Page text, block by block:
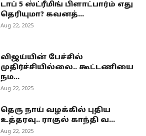
டாப் 5 ஸ்ட்ரீமிங் பிளாட்பார்ம் எது
தெரியுமா? கவனத்...
Aug 22, 2025
விஜய்யின் பேச்சில்
முதிர்ச்சியில்லை.. கூட்டணியை
நம...
Aug 22, 2025
தெரு நாய் வழக்கில் புதிய
உத்தரவு.. ராகுல் காந்தி வ...
Aug 22, 2025